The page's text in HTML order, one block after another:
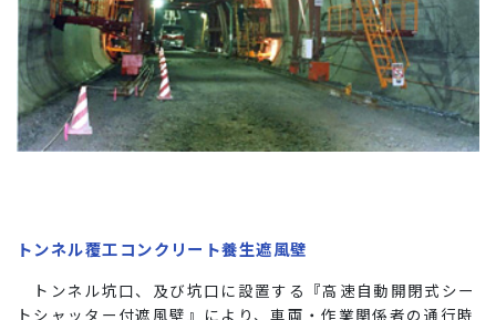
トンネル覆工コンクリート養生遮風壁
トンネル坑口、及び坑口に設置する『高速自動開閉式シー
トシャッター付遮風壁』により、車両・作業関係者の通行時